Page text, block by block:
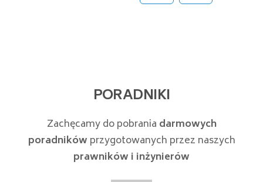
PORADNIKI
Zachęcamy do pobrania darmowych
poradników przygotowanych przez naszych
prawników i inżynierów